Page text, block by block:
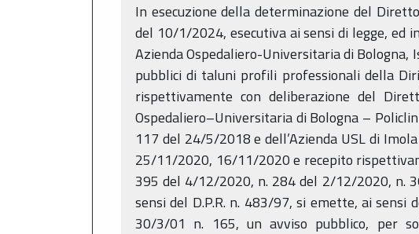
In esecuzione della determinazione del
del 10/1/2024, esecutiva ai sensi di legge, ed
Azienda Ospedaliero-Universitaria di Bologna,
pubblici di taluni profili professionali della
rispettivamente con deliberazione del
Ospedaliero–Universitaria di Bologna –
117 del 24/5/2018 e dell’Azienda USL di
25/11/2020, 16/11/2020 e recepito
395 del 4/12/2020, n. 284 del 2/12/2020, n.
sensi del D.P.R. n. 483/97, si emette, ai sensi
30/3/01 n. 165, un avviso pubblico, per